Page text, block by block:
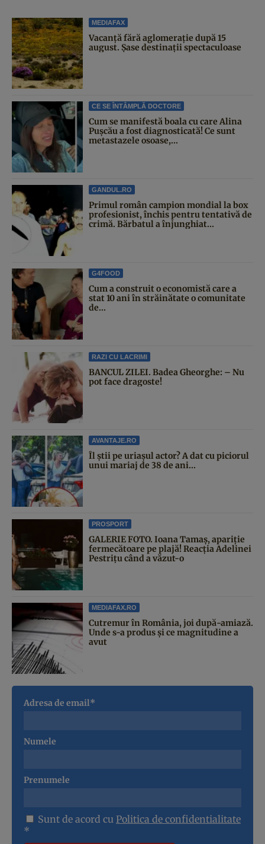
MEDIAFAX
Vacanță fără aglomerație după 15
august. Șase destinații spectaculoase
CE SE ÎNTÂMPLĂ DOCTORE
Cum se manifestă boala cu care Alina
Pușcău a fost diagnosticată! Ce sunt
metastazele osoase,...
GANDUL.RO
Primul român campion mondial la box
profesionist, închis pentru tentativă de
crimă. Bărbatul a înjunghiat...
G4FOOD
Cum a construit o economistă care a
stat 10 ani în străinătate o comunitate
de...
RAZI CU LACRIMI
BANCUL ZILEI. Badea Gheorghe: – Nu
pot face dragoste!
AVANTAJE.RO
Îl știi pe uriașul actor? A dat cu piciorul
unui mariaj de 38 de ani...
PROSPORT
GALERIE FOTO. Ioana Tamaş, apariție
fermecătoare pe plajă! Reacția Adelinei
Pestrițu când a văzut-o
MEDIAFAX.RO
Cutremur în România, joi după-amiază.
Unde s-a produs și ce magnitudine a
avut
Adresa de email*
Numele
Prenumele
Sunt de acord cu Politica de confidentialitate
*